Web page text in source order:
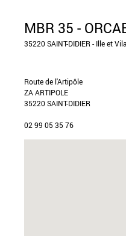
MBR 35 -
35220 SAINT-DIDIER - Ille et
Route de l'Artipôle
ZA ARTIPOLE
35220 SAINT-DIDIER
02 99 05 35 76